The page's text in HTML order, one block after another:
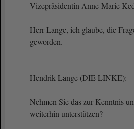
Vizepräsidentin Anne-Marie
Herr Lange, ich glaube, die
geworden.
Hendrik Lange (DIE LINKE):
Nehmen Sie das zur Kenntnis
weiterhin unterstützen?